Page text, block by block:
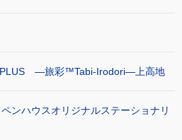
PLUS ―旅彩™Tabi-Irodori―上高地
ンハウスオリジナルステーショナリ